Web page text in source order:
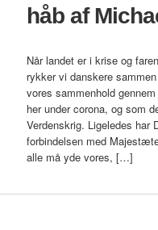
håb af
Når landet er i krise og
rykker vi danskere
vores sammenhold
her under corona, og som
Verdenskrig. Ligeledes har
forbindelsen med
alle må yde vores, […]